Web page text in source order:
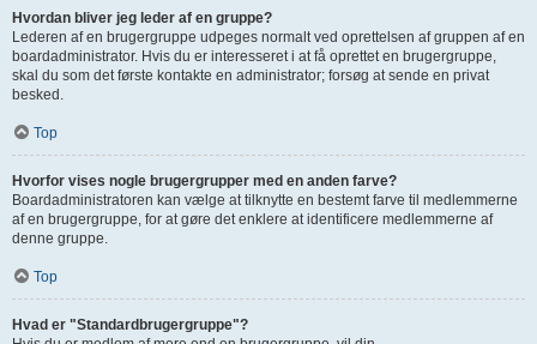
Hvordan bliver jeg leder af en gruppe?
Lederen af en brugergruppe udpeges normalt ved oprettelsen af gruppen af en
boardadministrator. Hvis du er interesseret i at få oprettet en brugergruppe,
skal du som det første kontakte en administrator; forsøg at sende en privat
besked.
Top
Hvorfor vises nogle brugergrupper med en anden farve?
Boardadministratoren kan vælge at tilknytte en bestemt farve til medlemmerne
af en brugergruppe, for at gøre det enklere at identificere medlemmerne af
denne gruppe.
Top
Hvad er "Standardbrugergruppe"?